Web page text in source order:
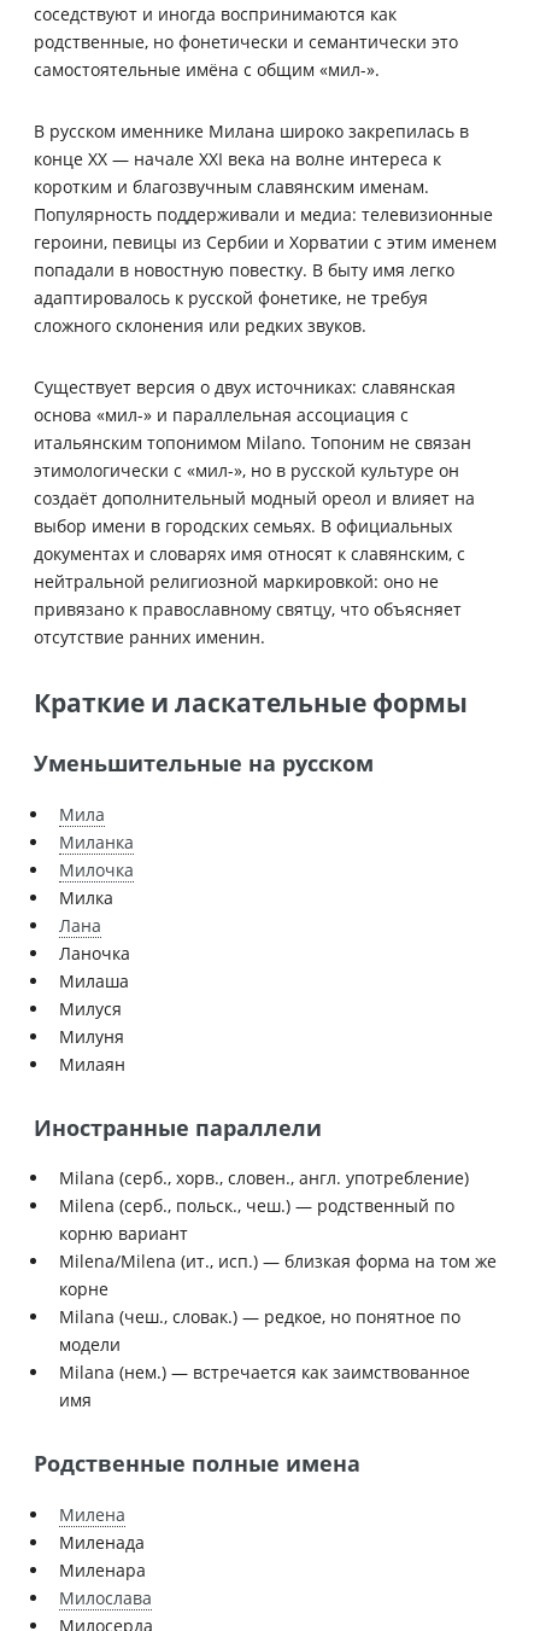
соседствуют и иногда воспринимаются как
родственные, но фонетически и семантически это
самостоятельные имёна с общим «мил-».
В русском именнике Милана широко закрепилась в
конце XX — начале XXI века на волне интереса к
коротким и благозвучным славянским именам.
Популярность поддерживали и медиа: телевизионные
героини, певицы из Сербии и Хорватии с этим именем
попадали в новостную повестку. В быту имя легко
адаптировалось к русской фонетике, не требуя
сложного склонения или редких звуков.
Существует версия о двух источниках: славянская
основа «мил-» и параллельная ассоциация с
итальянским топонимом Milano. Топоним не связан
этимологически с «мил-», но в русской культуре он
создаёт дополнительный модный ореол и влияет на
выбор имени в городских семьях. В официальных
документах и словарях имя относят к славянским, с
нейтральной религиозной маркировкой: оно не
привязано к православному святцу, что объясняет
отсутствие ранних именин.
Краткие и ласкательные формы
Уменьшительные на русском
Мила
Миланка
Милочка
Милка
Лана
Ланочка
Милаша
Милуся
Милуня
Милаян
Иностранные параллели
Milana (серб., хорв., словен., англ. употребление)
Milena (серб., польск., чеш.) — родственный по
корню вариант
Milena/Milena (ит., исп.) — близкая форма на том же
корне
Milana (чеш., словак.) — редкое, но понятное по
модели
Milana (нем.) — встречается как заимствованное
имя
Родственные полные имена
Милена
Миленада
Миленара
Милослава
Милосерда